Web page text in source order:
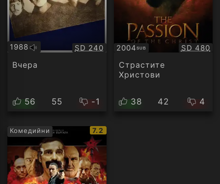
1988
Оригинално
аудио
Качество:
SD 240
Вчера
56 55 -1
2004SUB
Субтитри SD 480
Страстите
Христови
38 42 4
Комедийни
IMDb
рейтинг:
7.2